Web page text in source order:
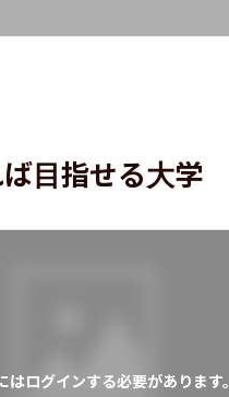
目指せる大学
はログインする必要があります。